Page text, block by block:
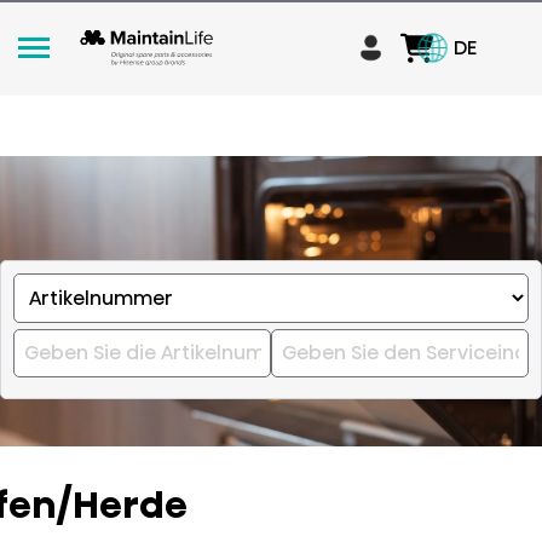
DE
Herde